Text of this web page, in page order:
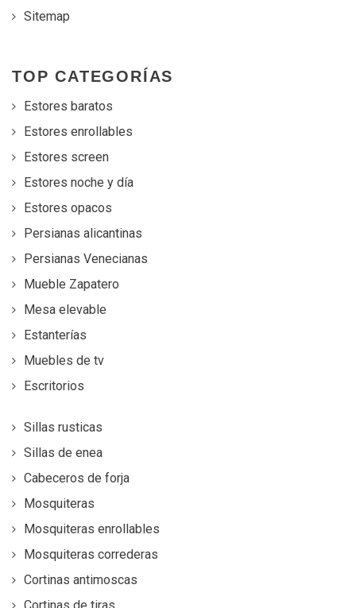
Sitemap
TOP CATEGORÍAS
Estores baratos
Estores enrollables
Estores screen
Estores noche y día
Estores opacos
Persianas alicantinas
Persianas Venecianas
Mueble Zapatero
Mesa elevable
Estanterías
Muebles de tv
Escritorios
Sillas rusticas
Sillas de enea
Cabeceros de forja
Mosquiteras
Mosquiteras enrollables
Mosquiteras correderas
Cortinas antimoscas